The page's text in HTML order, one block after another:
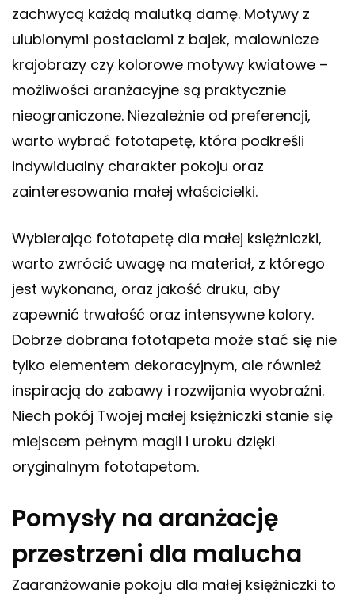
zachwycą każdą malutką damę. Motywy z
ulubionymi postaciami z bajek, malownicze
krajobrazy czy kolorowe motywy kwiatowe –
możliwości aranżacyjne są praktycznie
nieograniczone. Niezależnie od preferencji,
warto wybrać fototapetę, która podkreśli
indywidualny charakter pokoju oraz
zainteresowania małej właścicielki.
Wybierając fototapetę dla małej księżniczki,
warto zwrócić uwagę na materiał, z którego
jest wykonana, oraz jakość druku, aby
zapewnić trwałość oraz intensywne kolory.
Dobrze dobrana fototapeta może stać się nie
tylko elementem dekoracyjnym, ale również
inspiracją do zabawy i rozwijania wyobraźni.
Niech pokój Twojej małej księżniczki stanie się
miejscem pełnym magii i uroku dzięki
oryginalnym fototapetom.
Pomysły na aranżację
przestrzeni dla malucha
Zaaranżowanie pokoju dla małej księżniczki to